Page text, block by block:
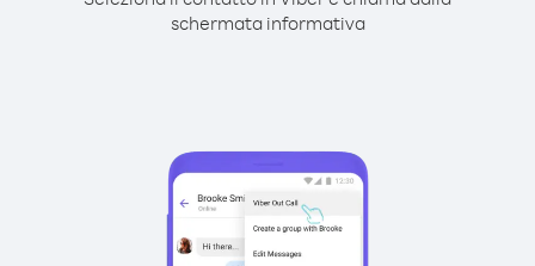
schermata informativa